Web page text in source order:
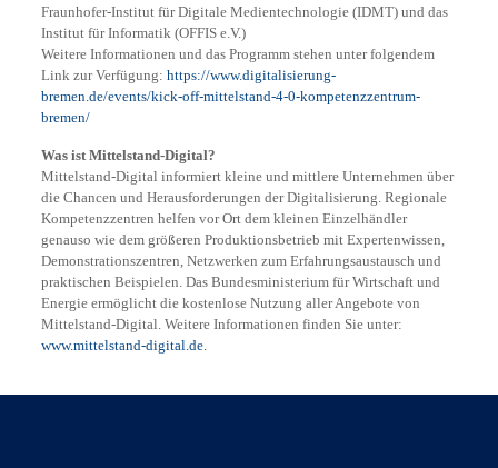
Fraunhofer-Institut für Digitale Medientechnologie (IDMT) und das
Institut für Informatik (OFFIS e.V.)
Weitere Informationen und das Programm stehen unter folgendem
Link zur Verfügung: https://www.digitalisierung-
bremen.de/events/kick-off-mittelstand-4-0-kompetenzzentrum-
bremen/
Was ist Mittelstand-Digital?
Mittelstand-Digital informiert kleine und mittlere Unternehmen über
die Chancen und Herausforderungen der Digitalisierung. Regionale
Kompetenzzentren helfen vor Ort dem kleinen Einzelhändler
genauso wie dem größeren Produktionsbetrieb mit Expertenwissen,
Demonstrationszentren, Netzwerken zum Erfahrungsaustausch und
praktischen Beispielen. Das Bundesministerium für Wirtschaft und
Energie ermöglicht die kostenlose Nutzung aller Angebote von
Mittelstand-Digital. Weitere Informationen finden Sie unter:
www.mittelstand-digital.de.